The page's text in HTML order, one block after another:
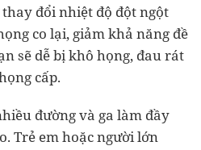
thay đổi nhiệt độ đột ngột
co lại, giảm khả năng đề
sẽ dễ bị khô họng, đau rát
cấp.
đường và ga làm đầy
Trẻ em hoặc người lớn